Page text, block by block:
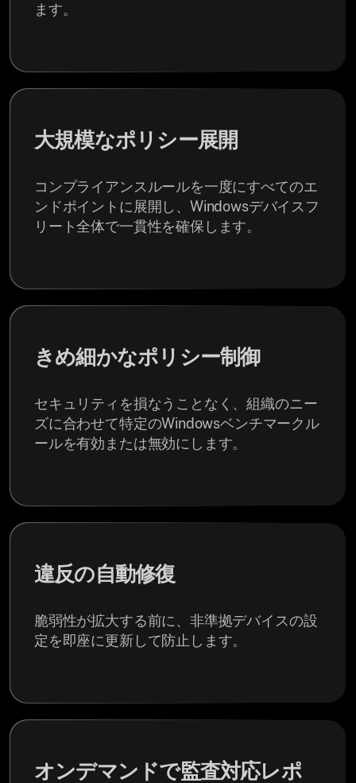
ます。
大規模なポリシー展開
コンプライアンスルールを一度にすべてのエ
ンドポイントに展開し、Windowsデバイスフ
リート全体で一貫性を確保します。
きめ細かなポリシー制御
セキュリティを損なうことなく、組織のニー
ズに合わせて特定のWindowsベンチマークル
ールを有効または無効にします。
違反の自動修復
脆弱性が拡大する前に、非準拠デバイスの設
定を即座に更新して防止します。
オンデマンドで監査対応レポ